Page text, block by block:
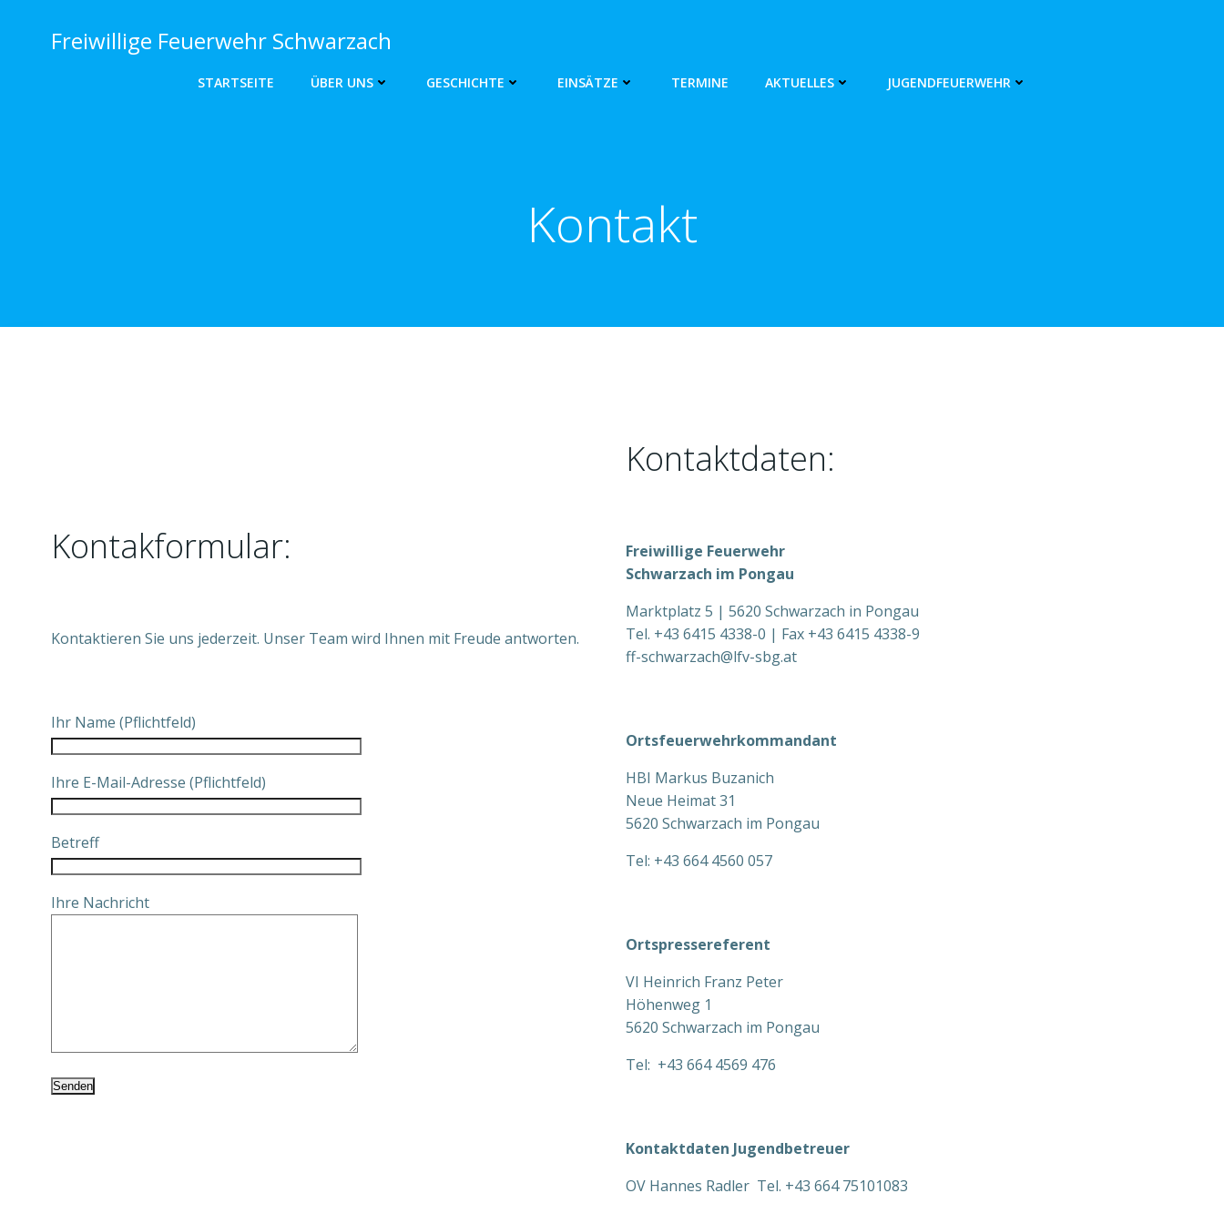
springenFreiwillige Feuerwehr Schwarzach
STARTSEITE ÜBER UNS GESCHICHTE EINSÄTZE TERMINE AKTUELLES JUGENDFEUERWEHR
Kontakt
Kontakformular:
Kontaktieren Sie uns jederzeit. Unser Team wird Ihnen mit Freude antworten.
Ihr Name (Pflichtfeld)
Ihre E-Mail-Adresse (Pflichtfeld)
Betreff
Ihre Nachricht
Kontaktdaten:
Freiwillige Feuerwehr
Schwarzach im Pongau
Marktplatz 5 | 5620 Schwarzach in Pongau
Tel. +43 6415 4338-0 | Fax +43 6415 4338-9
ff-schwarzach@lfv-sbg.at
Ortsfeuerwehrkommandant
HBI Markus Buzanich
Neue Heimat 31
5620 Schwarzach im Pongau
Tel: +43 664 4560 057
Ortspressereferent
VI Heinrich Franz Peter
Höhenweg 1
5620 Schwarzach im Pongau
Tel: +43 664 4569 476
Kontaktdaten Jugendbetreuer
OV Hannes Radler Tel. +43 664 75101083